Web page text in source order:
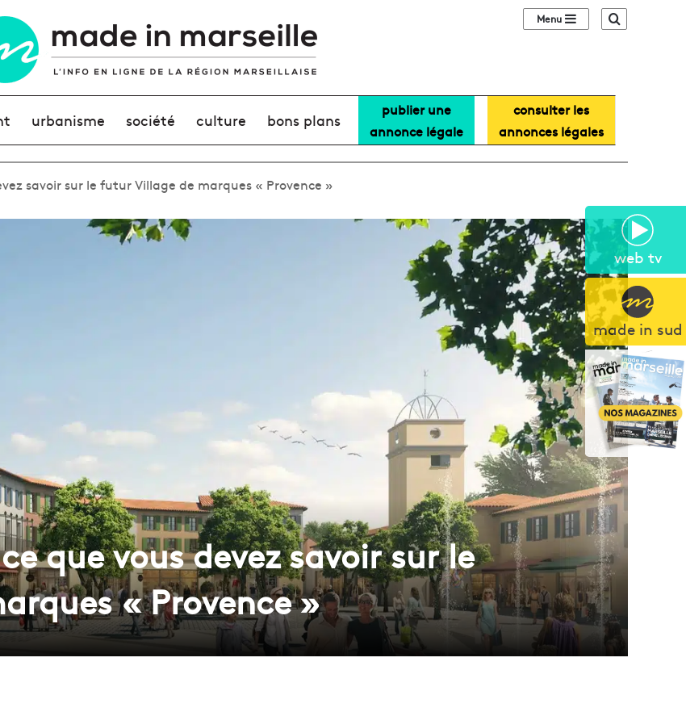
web tv
made in sud
Sidebar (barre
urbanisme société culture bons plans
publier une
annonce légale
consulter les
annonces légales
savoir sur le futur Village de marques « Provence »
que vous devez savoir sur le
« Provence »